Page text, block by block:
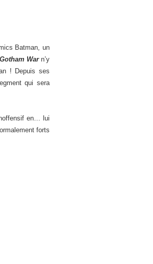
Batman, un
Gotham Warn’y
! Depuis ses
qui sera
en… lui
forts